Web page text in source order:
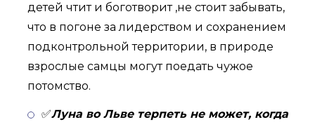
детей чтит и боготворит ,не стоит забывать,
что в погоне за лидерством и сохранением
подконтрольной территории, в природе
взрослые самцы могут поедать чужое
потомство.
✅Луна во Льве терпеть не может, когда